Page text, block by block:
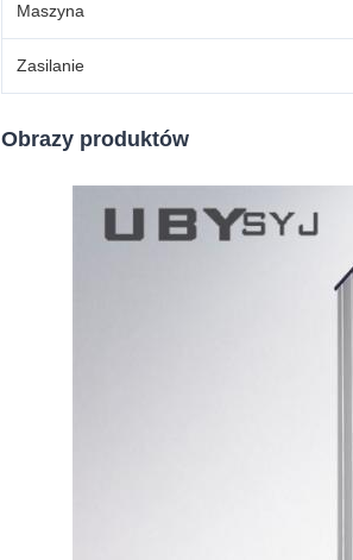
Maszyna
Zasilanie
Obrazy produktów